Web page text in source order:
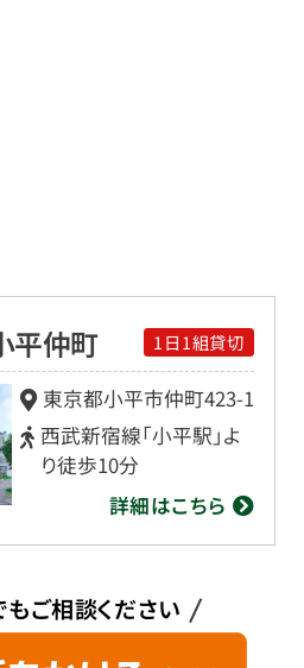
平仲町 1日1組貸切
東京都小平市仲町423-1
西武新宿線「小平駅」よ
り徒歩10分
詳細はこちら
ご相談ください